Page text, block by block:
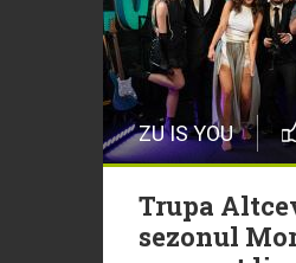
ZU IS YOU
Trupa
sezonul